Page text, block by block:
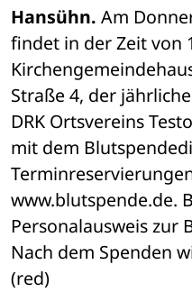
Hansühn. Am
findet in der Zeit von
Straße 4, der
DRK Ortsvereins
mit dem
www.blutspende.de.
Personalausweis zur
Nach dem Spenden
(red)